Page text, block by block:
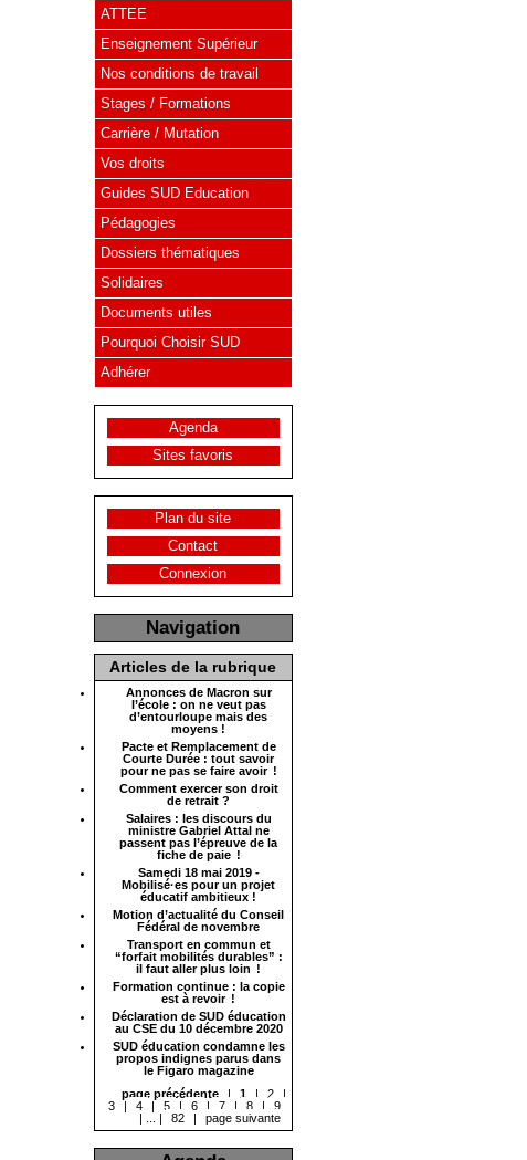
ATTEE
Enseignement Supérieur
Nos conditions de travail
Stages / Formations
Carrière / Mutation
Vos droits
Guides SUD Education
Pédagogies
Dossiers thématiques
Solidaires
Documents utiles
Pourquoi Choisir SUD
Adhérer
Agenda
Sites favoris
Plan du site
Contact
Connexion
Navigation
Articles de la rubrique
Annonces de Macron sur
l’école : on ne veut pas
d’entourloupe mais des
moyens !
Pacte et Remplacement de
Courte Durée : tout savoir
pour ne pas se faire avoir !
Comment exercer son droit
de retrait ?
Salaires : les discours du
ministre Gabriel Attal ne
passent pas l’épreuve de la
fiche de paie !
Samedi 18 mai 2019 -
Mobilisé·es pour un projet
éducatif ambitieux !
Motion d’actualité du Conseil
Fédéral de novembre
Transport en commun et
“forfait mobilités durables” :
il faut aller plus loin !
Formation continue : la copie
est à revoir !
Déclaration de SUD éducation
au CSE du 10 décembre 2020
SUD éducation condamne les
propos indignes parus dans
le Figaro magazine
page précédente
| 1 | 2
|
3
| 4 | 5 | 6 | 7 | 8 |
9
|
| 82 | page suivante